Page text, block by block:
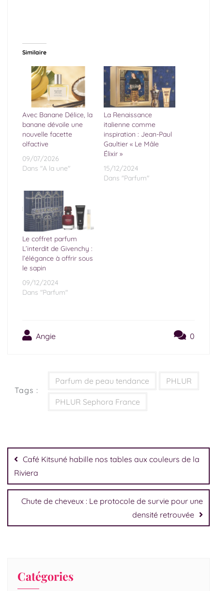
Similaire
Avec Banane Délice, la
banane dévoile une
nouvelle facette
olfactive
09/07/2026
Dans "A la une"
La Renaissance
italienne comme
inspiration : Jean-Paul
Gaultier « Le Mâle
Élixir »
15/12/2024
Dans "Parfum"
Le coffret parfum
L’interdit de Givenchy :
l’élégance à offrir sous
le sapin
09/12/2024
Dans "Parfum"
Angie 0
Tags :
Parfum de peau tendance PHLUR
PHLUR Sephora France
Café Kitsuné habille nos tables aux couleurs de la
Riviera
Chute de cheveux : Le protocole de survie pour une
densité retrouvée
Catégories